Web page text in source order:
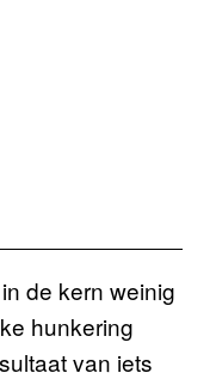
de kern weinig
hunkering
van iets